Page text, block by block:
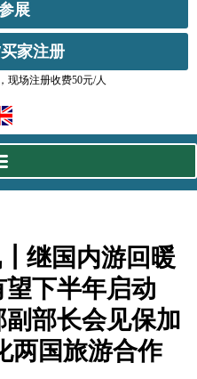
展
家注册
现场注册收费50元/人
继国内游回暖
下半年启动
部长会见保加
两国旅游合作